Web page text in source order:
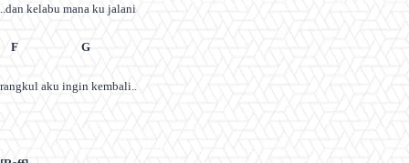
..dan kelabu mana ku jalani
F G
rangkul aku ingin kembali..